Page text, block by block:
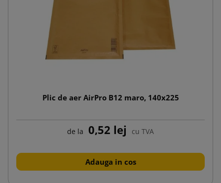
Plic de aer AirPro B12 maro, 140x225
de la 0,52 lej cu TVA
Adauga in cos